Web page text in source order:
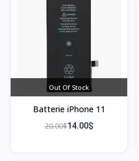
Out Of Stock
Batterie iPhone 11
20.00$14.00$